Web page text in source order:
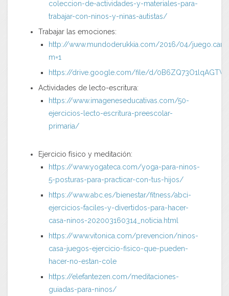
coleccion-de-actividades-y-materiales-para-
trabajar-con-ninos-y-ninas-autistas/
Trabajar las emociones:
http://www.mundoderukkia.com/2016/04/
m=1
https://drive.google.com/file/d/
Actividades de lecto-escritura:
https://www.imageneseducativas.com/50-
ejercicios-lecto-escritura-preescolar-
primaria/
Ejercicio físico y meditación:
https://www.yogateca.com/yoga-para-ninos-
5-posturas-para-practicar-con-tus-hijos/
https://www.abc.es/bienestar/fitness/abci-
ejercicios-faciles-y-divertidos-para-hacer-
casa-ninos-202003160314_noticia.html
https://www.vitonica.com/prevencion/ninos-
casa-juegos-ejercicio-fisico-que-pueden-
hacer-no-estan-cole
https://elefantezen.com/meditaciones-
guiadas-para-ninos/